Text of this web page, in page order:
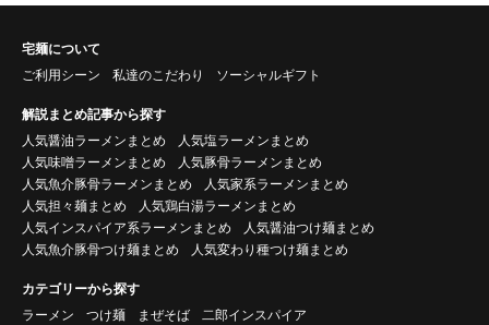
宅麺について
ご利用シーン
私達のこだわり ソーシャルギフト
解説まとめ記事から探す
人気醤油ラーメンまとめ
人気塩ラーメンまとめ
人気味噌ラーメンまとめ
人気豚骨ラーメンまとめ
人気魚介豚骨ラーメンまとめ
人気家系ラーメンまとめ
人気担々麺まとめ
人気鶏白湯ラーメンまとめ
人気インスパイア系ラーメンまとめ
人気醤油つけ麺まとめ
人気魚介豚骨つけ麺まとめ
人気変わり種つけ麺まとめ
カテゴリーから探す
ラーメン
つけ麺 まぜそば
二郎インスパイア